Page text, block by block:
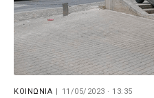
ΚΟΙΝΩΝΙΑ 11/05/2023 · 13:35